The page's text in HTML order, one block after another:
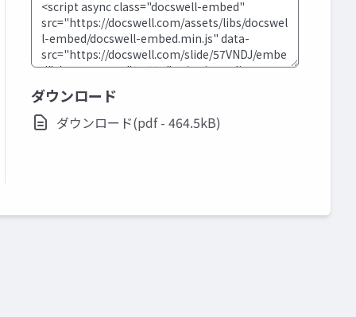
ダウンロード
ダウンロード(pdf - 464.5kB)